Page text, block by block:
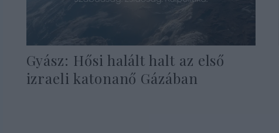
Gyász: Hősi halált halt az első
izraeli katonanő Gázában